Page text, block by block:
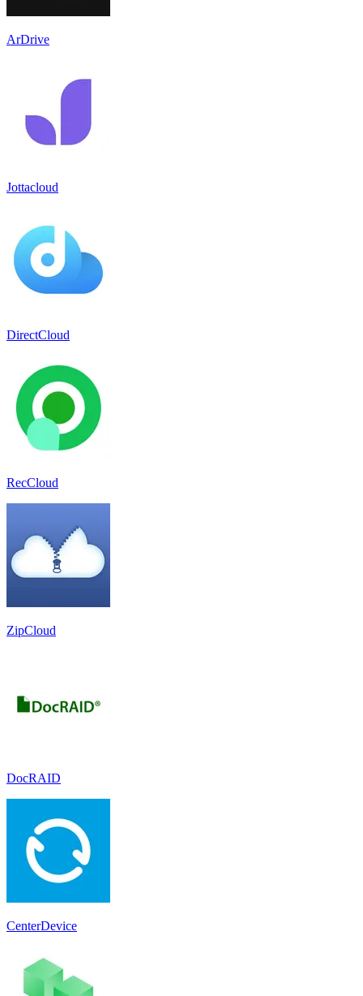
ArDrive
Jottacloud
DirectCloud
RecCloud
ZipCloud
DocRAID
CenterDevice